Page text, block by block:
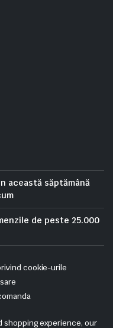
această săptămână
de peste 25.000
cookie-urile
Powered by iTistul.ro.
shopping experience, our